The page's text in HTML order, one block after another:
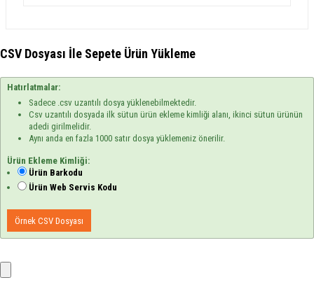
CSV Dosyası İle Sepete Ürün Yükleme
Hatırlatmalar:
Sadece .csv uzantılı dosya yüklenebilmektedir.
Csv uzantılı dosyada ilk sütun ürün ekleme kimliği alanı, ikinci sütun ürünün
adedi girilmelidir.
Aynı anda en fazla 1000 satır dosya yüklemeniz önerilir.
Ürün Ekleme Kimliği:
Ürün Barkodu
Ürün Web Servis Kodu
Örnek CSV Dosyası